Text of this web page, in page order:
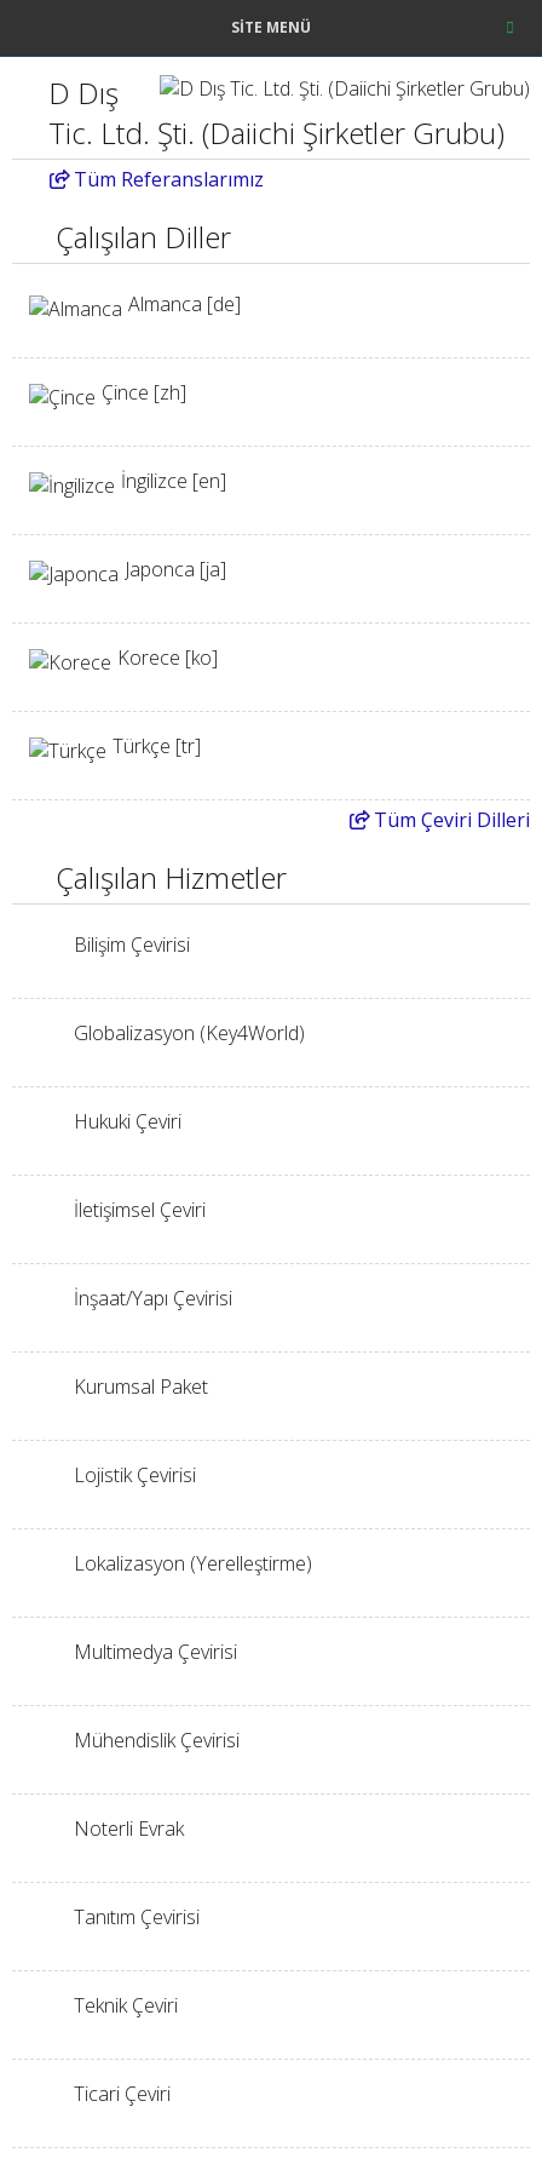
SITE MENÜ
D Dış
Tic. Ltd. Şti. (Daiichi Şirketler Grubu)
Tüm Referanslarımız
Çalışılan Diller
Almanca [de]
Çince [zh]
İngilizce [en]
Japonca [ja]
Korece [ko]
Türkçe [tr]
Tüm Çeviri Dilleri
Çalışılan Hizmetler
Bilişim Çevirisi
Globalizasyon (Key4World)
Hukuki Çeviri
İletişimsel Çeviri
İnşaat/Yapı Çevirisi
Kurumsal Paket
Lojistik Çevirisi
Lokalizasyon (Yerelleştirme)
Multimedya Çevirisi
Mühendislik Çevirisi
Noterli Evrak
Tanıtım Çevirisi
Teknik Çeviri
Ticari Çeviri